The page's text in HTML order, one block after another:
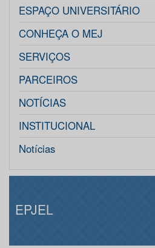
ESPAÇO UNIVERSITÁRIO
CONHEÇA O MEJ
SERVIÇOS
PARCEIROS
NOTÍCIAS
INSTITUCIONAL
Notícias
EPJEL